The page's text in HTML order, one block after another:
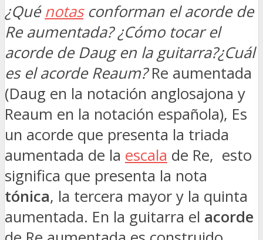
¿Qué notasconforman el acorde de
Re aumentada? ¿Cómo tocar el
acorde de Daug en la guitarra?¿Cuál
es el acorde Reaum?Re aumentada
(Daug en la notación anglosajona y
Reaum en la notación española), Es
un acorde que presenta la triada
aumentada de la escala de Re, esto
significa que presenta la nota
tónica, la tercera mayor y la quinta
aumentada. En la guitarra el acorde